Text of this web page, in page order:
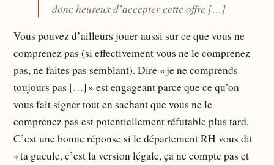
donc heureux d’accepter cette offre […]
Vous pouvez d’ailleurs jouer aussi sur ce que vous ne
comprenez pas (si effectivement vous ne le comprenez
pas, ne faites pas semblant). Dire « je ne comprends
toujours pas […] » est engageant parce que ce qu’on
vous fait signer tout en sachant que vous ne le
comprenez pas est potentiellement réfutable plus tard.
C’est une bonne réponse si le département RH vous dit
« ta gueule, c’est la version légale, ça ne compte pas et